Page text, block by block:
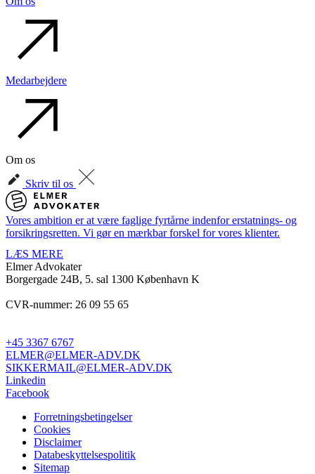
Medarbejdere
Om os
Skriv til os
Vores ambition er at være faglige fyrtårne indenfor erstatnings- og
forsikringsretten. Vi gør en mærkbar forskel for vores klienter.
LÆS MERE
Elmer Advokater
Borgergade 24B, 5. sal 1300 København K
CVR-nummer: 26 09 55 65
+45 3367 6767
ELMER@ELMER-ADV.DK
SIKKERMAIL@ELMER-ADV.DK
Linkedin
Facebook
Forretningsbetingelser
Cookies
Disclaimer
Databeskyttelsespolitik
Sitemap